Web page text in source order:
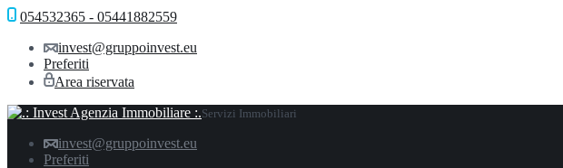
054532365 - 05441882559
invest@gruppoinvest.eu
Preferiti
Area riservata
Servizi Immobiliari
invest@gruppoinvest.eu
Preferiti